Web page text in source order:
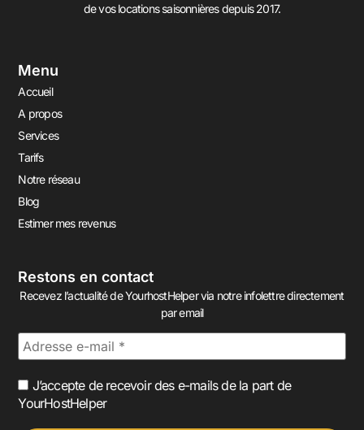
de vos locations saisonnières depuis 2017.
Menu
Accueil
A propos
Services
Tarifs
Notre réseau
Blog
Estimer mes revenus
Restons en contact
Recevez l’actualité de YourhostHelper via notre infolettre directement
par email
J’accepte de recevoir des e-mails de la part de
YourHostHelper